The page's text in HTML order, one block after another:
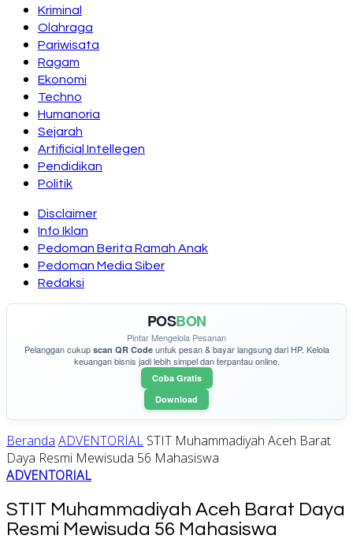
Kriminal
Olahraga
Pariwisata
Ragam
Ekonomi
Techno
Humanoria
Sejarah
Artificial Intellegen
Pendidikan
Politik
Disclaimer
Info Iklan
Pedoman Berita Ramah Anak
Pedoman Media Siber
Redaksi
POSBON
Pintar Mengelola Pesanan
Pelanggan cukup scan QR Codeuntuk pesan & bayar langsung dari HP. Kelola
keuangan bisnis jadi lebih simpel dan terpantau online.
Coba Gratis
Download
Beranda ADVENTORIAL STIT Muhammadiyah Aceh Barat
Daya Resmi Mewisuda 56 Mahasiswa
ADVENTORIAL
STIT Muhammadiyah Aceh Barat Daya
Resmi Mewisuda 56 Mahasiswa